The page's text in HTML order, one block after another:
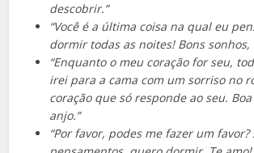
descobrir.”
“Você é a última coisa na qual eu
dormir todas as noites! Bons sonhos,
“Enquanto o meu coração for seu,
irei para a cama com um sorriso no
coração que só responde ao seu.
anjo.”
“Por favor, podes me fazer um favor?